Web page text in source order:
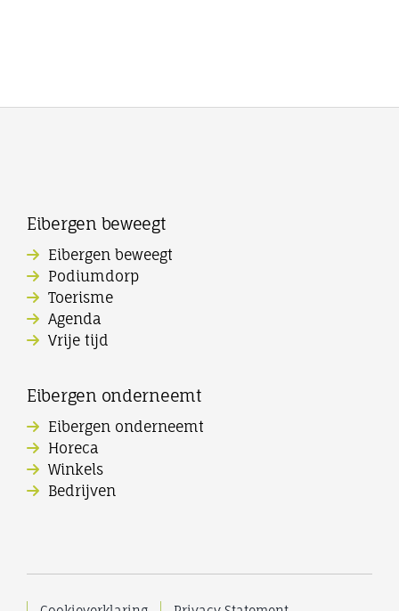
Eibergen beweegt
Eibergen beweegt
Podiumdorp
Toerisme
Agenda
Vrije tijd
Eibergen onderneemt
Eibergen onderneemt
Horeca
Winkels
Bedrijven